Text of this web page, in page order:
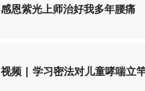
感恩紫光上师治好我多年腰痛
视频 | 学习密法对儿童哮喘立